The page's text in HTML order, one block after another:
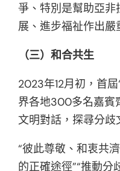
爭、特別是幫助亞
展、進步福祉作出嚴
（三）和合共生
2023年12月初，首
界各地300多名嘉賓
文明對話，探尋分歧
“彼此尊敬、和衷共
的正確途徑”“推動